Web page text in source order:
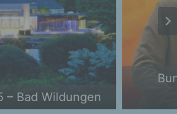
Uwe
Rüddenklau